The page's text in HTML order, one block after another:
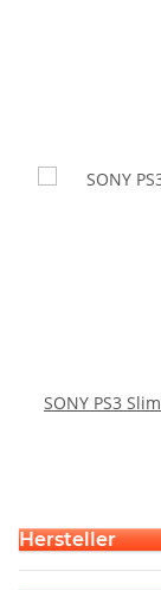
SONY PS3
Hersteller